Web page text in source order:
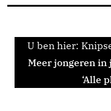
U ben hier:
Meer jongeren in
‘Alle